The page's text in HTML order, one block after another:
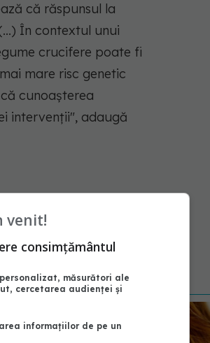
că răspunsul la
În contextul unui
crucifere poate fi
mare risc genetic
cunoașterea
intervenții", adaugă
venit!
consimțământul
măsurători ale
cercetarea audienței și
informațiilor de pe un